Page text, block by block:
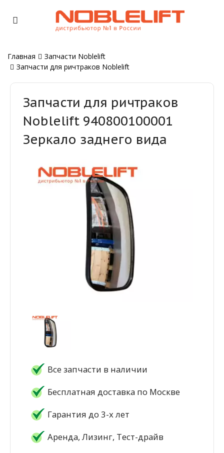
Главная
Запчасти Noblelift
Запчасти для ричтраков Noblelift
Запчасти для ричтраков
Noblelift 940800100001
Зеркало заднего вида
Все запчасти в наличии
Бесплатная доставка по Москве
Гарантия до 3-х лет
Аренда, Лизинг, Тест-драйв